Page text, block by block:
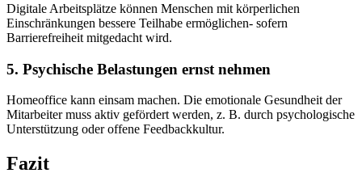
Digitale Arbeitsplätze können Menschen mit körperlichen
Einschränkungen bessere Teilhabe ermöglichen- sofern
Barrierefreiheit mitgedacht wird.
5. Psychische Belastungen ernst nehmen
Homeoffice kann einsam machen. Die emotionale Gesundheit der
Mitarbeiter muss aktiv gefördert werden, z. B. durch psychologische
Unterstützung oder offene Feedbackkultur.
Fazit